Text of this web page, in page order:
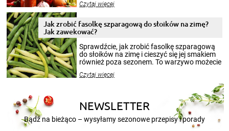
krajobrazów, by cieszyć nimi oko w sezonie
pełni poczuć atmosferę cieplejszych
miesięcy. Przygotowanie słoików ze
patenty, które pozwolą zachować świeżość
przetworów.
Czytaj więcej
Jak zrobić fasolkę szparagową do słoików na zimę?
Jak zawekować?
Sprawdźcie, jak zrobić fasolkę szparagową
do słoików na zimę i cieszyć się jej smakiem
również poza sezonem. To warzywo możecie
nasze propozycje!
Czytaj więcej
NEWSLETTER
Bądź na bieżąco – wysyłamy sezonowe przepisy i porady